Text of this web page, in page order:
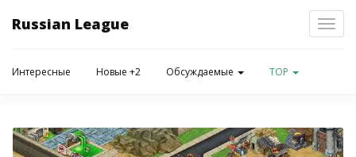
Russian League
Интересные Новые +2 Обсуждаемые TOP